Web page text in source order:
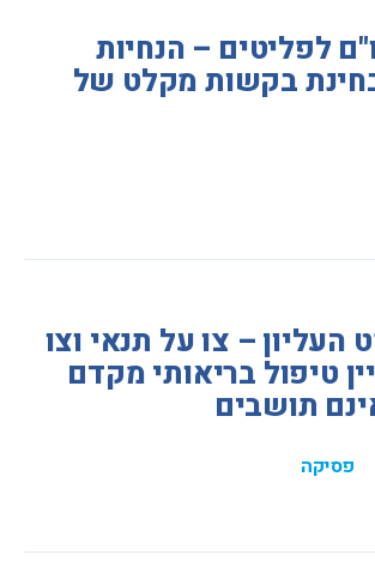
לפליטים – הנחיות
בקשות מקלט של
– צו על תנאי וצו
טיפול בריאותי מקדם
תושבים
פסיקה